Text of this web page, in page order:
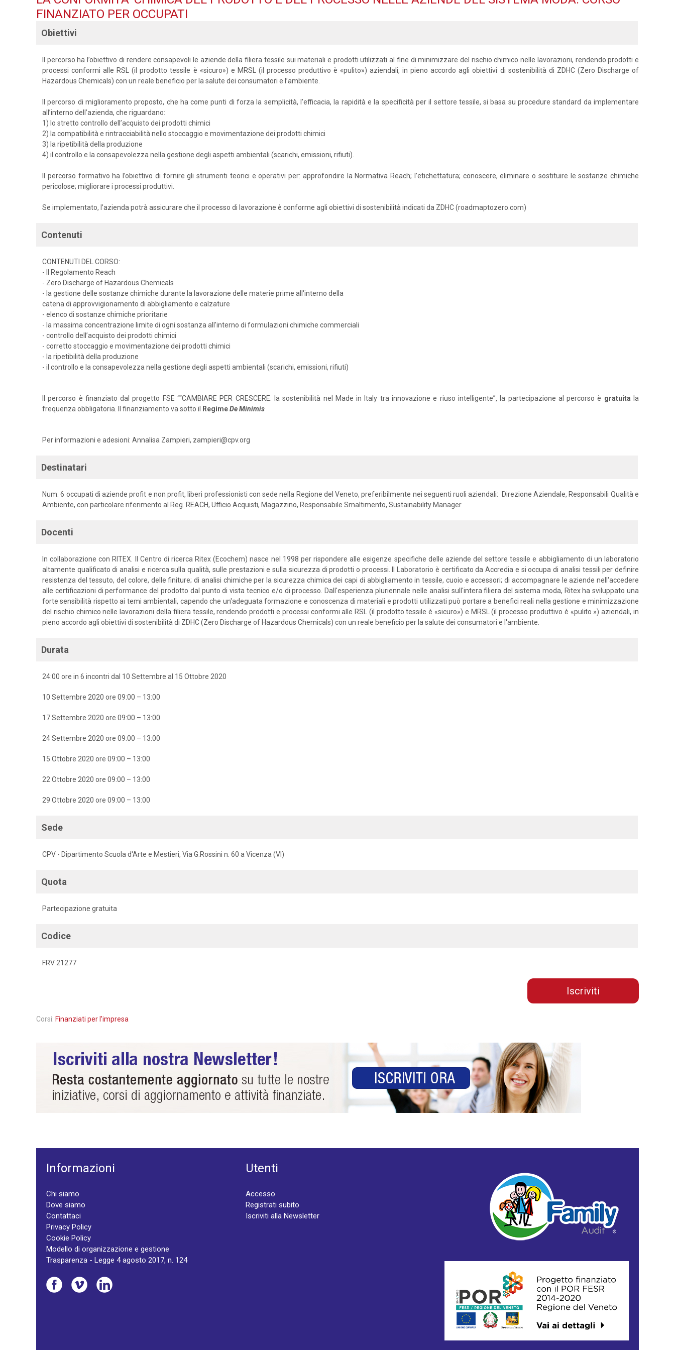
FINANZIATO PER OCCUPATI
Obiettivi
Il percorso ha l’obiettivo di rendere consapevoli le aziende della filiera tessile sui materiali e prodotti utilizzati al fine di minimizzare del rischio chimico nelle lavorazioni, rendendo prodotti e
processi conformi alle RSL (il prodotto tessile è «sicuro») e MRSL (il processo produttivo è «pulito») aziendali, in pieno accordo agli obiettivi di sostenibilità di ZDHC (Zero Discharge of
Hazardous Chemicals) con un reale beneficio per la salute dei consumatori e l’ambiente.
Il percorso di miglioramento proposto, che ha come punti di forza la semplicità, l’efficacia, la rapidità e la specificità per il settore tessile, si basa su procedure standard da implementare
all’interno dell’azienda, che riguardano:
1) lo stretto controllo dell’acquisto dei prodotti chimici
2) la compatibilità e rintracciabilità nello stoccaggio e movimentazione dei prodotti chimici
3) la ripetibilità della produzione
4) il controllo e la consapevolezza nella gestione degli aspetti ambientali (scarichi, emissioni, rifiuti).
Il percorso formativo ha l’obiettivo di fornire gli strumenti teorici e operativi per: approfondire la Normativa Reach; l’etichettatura; conoscere, eliminare o sostituire le sostanze chimiche
pericolose; migliorare i processi produttivi.
Se implementato, l’azienda potrà assicurare che il processo di lavorazione è conforme agli obiettivi di sostenibilità indicati da ZDHC (roadmaptozero.com)
Contenuti
CONTENUTI DEL CORSO:
- Il Regolamento Reach
- Zero Discharge of Hazardous Chemicals
- la gestione delle sostanze chimiche durante la lavorazione delle materie prime all'interno della
catena di approvvigionamento di abbigliamento e calzature
- elenco di sostanze chimiche prioritarie
- la massima concentrazione limite di ogni sostanza all'interno di formulazioni chimiche commerciali
- controllo dell’acquisto dei prodotti chimici
- corretto stoccaggio e movimentazione dei prodotti chimici
- la ripetibilità della produzione
- il controllo e la consapevolezza nella gestione degli aspetti ambientali (scarichi, emissioni, rifiuti)
Il percorso è finanziato dal progetto FSE ““CAMBIARE PER CRESCERE: la sostenibilità nel Made in Italy tra innovazione e riuso intelligente”, la partecipazione al percorso è gratuita la
frequenza obbligatoria. Il finanziamento va sotto il
RegimeDeMinimis
Per informazioni e adesioni: Annalisa Zampieri, zampieri@cpv.org
Destinatari
Num. 6 occupati di aziende profit e non profit, liberi professionisti con sede nella Regione del Veneto, preferibilmente nei seguenti ruoli aziendali: Direzione Aziendale, Responsabili Qualità e
Ambiente, con particolare riferimento al Reg. REACH, Ufficio Acquisti, Magazzino, Responsabile Smaltimento, Sustainability Manager
Docenti
In collaborazione con RITEX. Il Centro di ricerca Ritex (Ecochem) nasce nel 1998 per rispondere alle esigenze specifiche delle aziende del settore tessile e abbigliamento di un laboratorio
altamente qualificato di analisi e ricerca sulla qualità, sulle prestazioni e sulla sicurezza di prodotti o processi. Il Laboratorio è certificato da Accredia e si occupa di analisi tessili per definire
resistenza del tessuto, del colore, delle finiture; di analisi chimiche per la sicurezza chimica dei capi di abbigliamento in tessile, cuoio e accessori; di accompagnare le aziende nell'accedere
alle certificazioni di performance del prodotto dal punto di vista tecnico e/o di processo. Dall'esperienza pluriennale nelle analisi sull'intera filiera del sistema moda, Ritex ha sviluppato una
forte sensibilità rispetto ai temi ambientali, capendo che un'adeguata formazione e conoscenza di materiali e prodotti utilizzati può portare a benefici reali nella gestione e minimizzazione
del rischio chimico nelle lavorazioni della filiera tessile, rendendo prodotti e processi conformi alle RSL (il prodotto tessile è «sicuro») e MRSL (il processo produttivo è «pulito ») aziendali, in
pieno accordo agli obiettivi di sostenibilità di ZDHC (Zero Discharge of Hazardous Chemicals) con un reale beneficio per la salute dei consumatori e l'ambiente.
Durata
24:00 ore in 6 incontri dal 10 Settembre al 15 Ottobre 2020
10 Settembre 2020 ore 09:00 – 13:00
17 Settembre 2020 ore 09:00 – 13:00
24 Settembre 2020 ore 09:00 – 13:00
15 Ottobre 2020 ore 09:00 – 13:00
22 Ottobre 2020 ore 09:00 – 13:00
29 Ottobre 2020 ore 09:00 – 13:00
Sede
CPV - Dipartimento Scuola d'Arte e Mestieri, Via G.Rossini n. 60 a Vicenza (VI)
Quota
Partecipazione gratuita
Codice
FRV 21277
Iscriviti
Corsi: Finanziati per l'impresa
Informazioni
Chi siamo
Dove siamo
Contattaci
Privacy Policy
Cookie Policy
Modello di organizzazione e gestione
Trasparenza - Legge 4 agosto 2017, n. 124
Utenti
Accesso
Registrati subito
Iscriviti alla Newsletter